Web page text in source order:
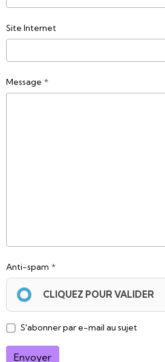
Site Internet
Message
Anti-spam
CLIQUEZ POUR VALIDER
S'abonner par e-mail au sujet
Envoyer